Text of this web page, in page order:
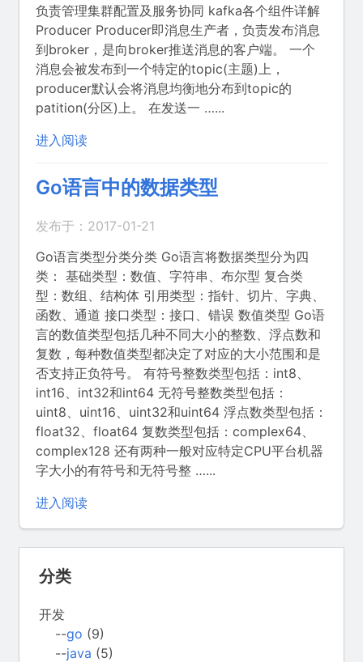
负责管理集群配置及服务协同 kafka各个组件详解
Producer Producer即消息生产者，负责发布消息
到broker，是向broker推送消息的客户端。 一个
消息会被发布到一个特定的topic(主题)上，
producer默认会将消息均衡地分布到topic的
patition(分区)上。 在发送一 …...
进入阅读
Go语言中的数据类型
发布于：2017-01-21
Go语言类型分类分类 Go语言将数据类型分为四
类： 基础类型：数值、字符串、布尔型 复合类
型：数组、结构体 引用类型：指针、切片、字典、
函数、通道 接口类型：接口、错误 数值类型 Go语
言的数值类型包括几种不同大小的整数、浮点数和
复数，每种数值类型都决定了对应的大小范围和是
否支持正负符号。 有符号整数类型包括：int8、
int16、int32和int64 无符号整数类型包括：
uint8、uint16、uint32和uint64 浮点数类型包括：
float32、float64 复数类型包括：complex64、
complex128 还有两种一般对应特定CPU平台机器
字大小的有符号和无符号整 …...
进入阅读
分类
开发
--go (9)
--java (5)